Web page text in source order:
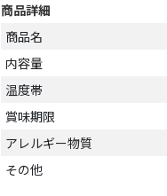
商品詳細
商品名
内容量
温度帯
賞味期限
アレルギー物質
その他